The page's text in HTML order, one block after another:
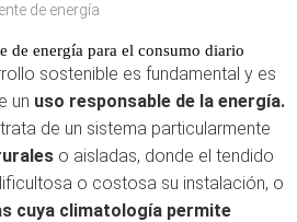
de energía
de energía para el consumo diario
sostenible es fundamental y es
un uso responsable de la energía.
de un sistema particularmente
o aisladas, donde el tendido
o costosa su instalación, o
cuya climatología permite